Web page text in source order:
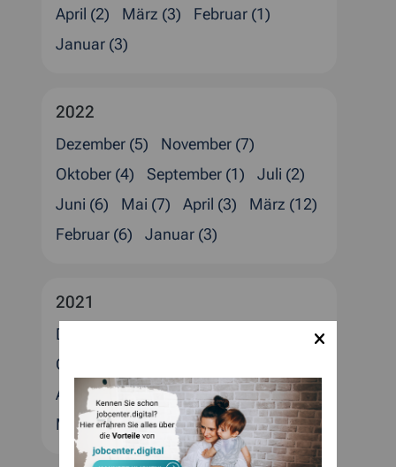
April (2)
März (3)
Februar (1)
Januar (3)
2022
Dezember (5)
November (7)
Oktober (4)
September (1)
Juli (2)
Juni (6)
Mai (7) April (3)
März (12)
Februar (6)
Januar (3)
2021
Dezember (5)
Oktober (5)
August (4)
Juli (8) Juni (3)
April (6)
März (4)
Februar (4)